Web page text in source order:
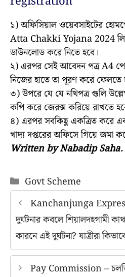
১) অফিসিয়াল ওয়েবসাইটের
Atta Chakki Yojana 2024
ডাউনলোড করে নিতে হবে।
২) এরপর সেই আবেদন পত্র A4
নিজের হাতে তা পূরণ করে ফেলতে
৩) উপরে যে যে নথিপত্র গুলি
কপি করে জেরক্স করিয়ে রাখতে
৪) এরপর সবকিছু একত্রিত করে
খাদ্য দপ্তরের অফিসে গিয়ে জমা
Written by Nabadip Saha.
Categories
Govt Scheme
Kanchanjunga
দুর্ঘটনার কবলে শিয়ালদহগামী
কারনে এই দুর্ঘটনা? যাত্রীরা
Pay Commission –